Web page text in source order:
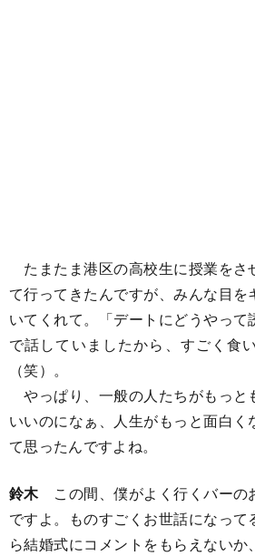
たまたま港区の高校生に授業をさ
て行ってきたんですが、みんな目
いてくれて。「デートにどうやって
で話していましたから、すごく食
（笑）。
やっぱり、一般の人たちがもっと
いいのになぁ、人生がもっと面白く
て思ったんですよね。
鈴木この間、僕がよく行くバーの
ですよ。ものすごくお世話になっ
ら結婚式にコメントをもらえない